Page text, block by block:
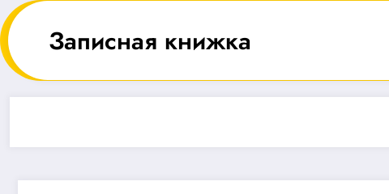
Перейти
к
содержимомуЗаписная книжка